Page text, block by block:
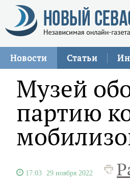
Новости Статьи
Музей
партию
17:03 29 ноября 2022